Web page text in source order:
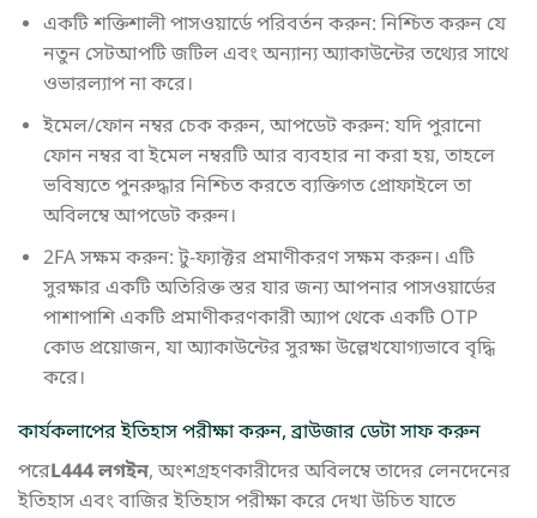
একটি শক্তিশালী পাসওয়ার্ডে পরিবর্তন করুন: নিশ্চিত করুন যে
নতুন সেটআপটি জটিল এবং অন্যান্য অ্যাকাউন্টের তথ্যের সাথে
ওভারল্যাপ না করে।
ইমেল/ফোন নম্বর চেক করুন, আপডেট করুন: যদি পুরানো
ফোন নম্বর বা ইমেল নম্বরটি আর ব্যবহার না করা হয়, তাহলে
ভবিষ্যতে পুনরুদ্ধার নিশ্চিত করতে ব্যক্তিগত প্রোফাইলে তা
অবিলম্বে আপডেট করুন।
2FA সক্ষম করুন: টু-ফ্যাক্টর প্রমাণীকরণ সক্ষম করুন। এটি
সুরক্ষার একটি অতিরিক্ত স্তর যার জন্য আপনার পাসওয়ার্ডের
পাশাপাশি একটি প্রমাণীকরণকারী অ্যাপ থেকে একটি OTP
কোড প্রয়োজন, যা অ্যাকাউন্টের সুরক্ষা উল্লেখযোগ্যভাবে বৃদ্ধি
করে।
কার্যকলাপের ইতিহাস পরীক্ষা করুন, ব্রাউজার ডেটা সাফ করুন
পরেL444 লগইন, অংশগ্রহণকারীদের অবিলম্বে তাদের লেনদেনের
ইতিহাস এবং বাজির ইতিহাস পরীক্ষা করে দেখা উচিত যাতে